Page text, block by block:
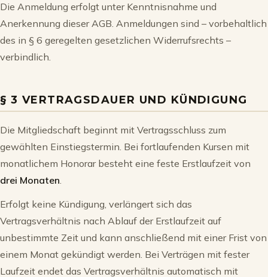
Die Anmeldung erfolgt unter Kenntnisnahme und
Anerkennung dieser AGB. Anmeldungen sind – vorbehaltlich
des in § 6 geregelten gesetzlichen Widerrufsrechts –
verbindlich.
§ 3 VERTRAGSDAUER UND KÜNDIGUNG
Die Mitgliedschaft beginnt mit Vertragsschluss zum
gewählten Einstiegstermin. Bei fortlaufenden Kursen mit
monatlichem Honorar besteht eine feste Erstlaufzeit von
drei Monaten.
Erfolgt keine Kündigung, verlängert sich das
Vertragsverhältnis nach Ablauf der Erstlaufzeit auf
unbestimmte Zeit und kann anschließend mit einer Frist von
einem Monat gekündigt werden. Bei Verträgen mit fester
Laufzeit endet das Vertragsverhältnis automatisch mit